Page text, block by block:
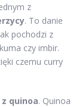
z
. To danie
pochodzi z
czy imbir.
czemu curry
quinoa. Quinoa